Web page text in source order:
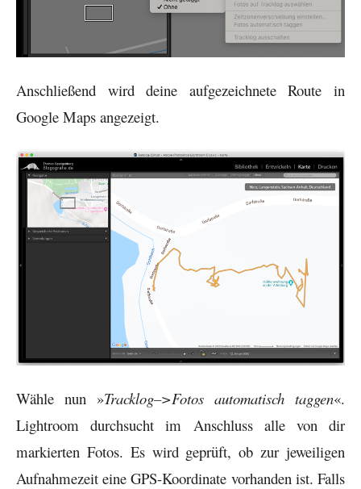
Anschließend wird deine aufgezeichnete Route in
Google Maps angezeigt.
Wähle nun »Tracklog–>Fotos automatisch taggen«.
Lightroom durchsucht im Anschluss alle von dir
markierten Fotos. Es wird geprüft, ob zur jeweiligen
Aufnahmezeit eine GPS-Koordinate vorhanden ist. Falls